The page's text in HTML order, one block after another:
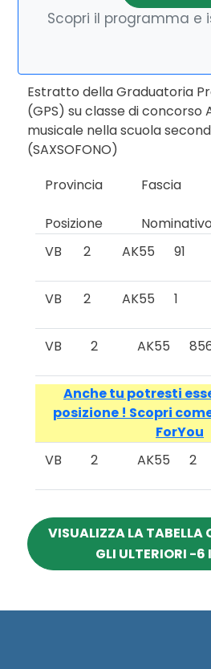
Scopri il programma e
Estratto della Graduatoria
(GPS) su classe di concorso
musicale nella scuola
(SAXSOFONO)
Provincia
Fascia
Posizione
Nominativo
VB
2 AK55 91
VB 2 AK55 1
VB 2 AK55
Anche tu potresti
posizione ! Scopri
ForYou
VB
2 AK55 2
VISUALIZZA LA TABELLA
GLI ULTERIORI -6